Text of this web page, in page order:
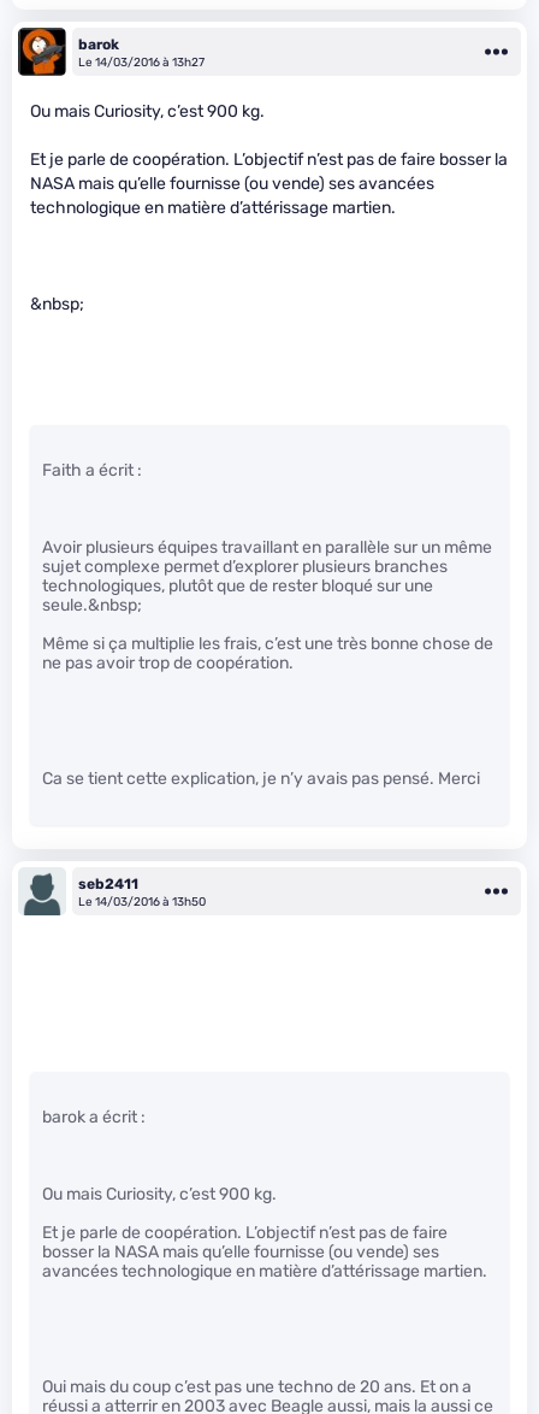
barok
Le 14/03/2016 à 13h27
Ou mais Curiosity, c’est 900 kg.
Et je parle de coopération. L’objectif n’est pas de faire bosser la
NASA mais qu’elle fournisse (ou vende) ses avancées
technologique en matière d’attérissage martien.
&nbsp;
Faith a écrit :
Avoir plusieurs équipes travaillant en parallèle sur un même
sujet complexe permet d’explorer plusieurs branches
technologiques, plutôt que de rester bloqué sur une
seule.&nbsp;
Même si ça multiplie les frais, c’est une très bonne chose de
ne pas avoir trop de coopération.
Ca se tient cette explication, je n’y avais pas pensé. Merci
seb2411
Le 14/03/2016 à 13h50
barok a écrit :
Ou mais Curiosity, c’est 900 kg.
Et je parle de coopération. L’objectif n’est pas de faire
bosser la NASA mais qu’elle fournisse (ou vende) ses
avancées technologique en matière d’attérissage martien.
Oui mais du coup c’est pas une techno de 20 ans. Et on a
réussi a atterrir en 2003 avec Beagle aussi, mais la aussi ce